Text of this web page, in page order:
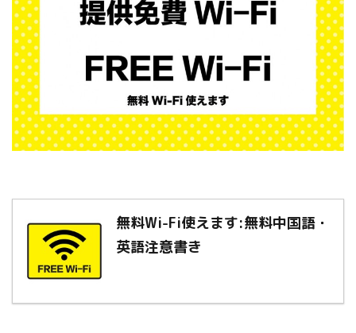
無料Wi-Fi使えます:無料中国語・
英語注意書き